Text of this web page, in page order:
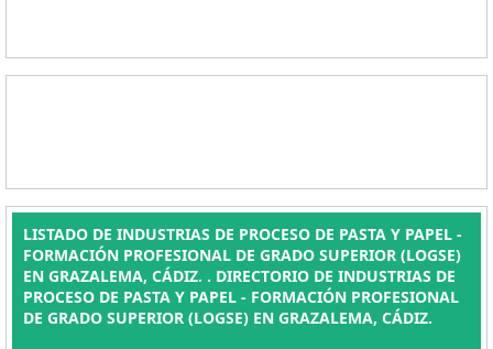
LISTADO DE INDUSTRIAS DE PROCESO DE PASTA Y PAPEL -
FORMACIÓN PROFESIONAL DE GRADO SUPERIOR (LOGSE)
EN GRAZALEMA, CÁDIZ. . DIRECTORIO DE INDUSTRIAS DE
PROCESO DE PASTA Y PAPEL - FORMACIÓN PROFESIONAL
DE GRADO SUPERIOR (LOGSE) EN GRAZALEMA, CÁDIZ.